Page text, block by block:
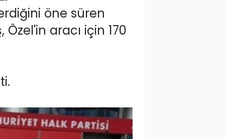
öne süren
aracı için 170